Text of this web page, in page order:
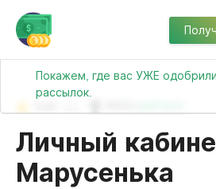
Покажем, где вас УЖЕ
рассылок.
Личный
Марусенька